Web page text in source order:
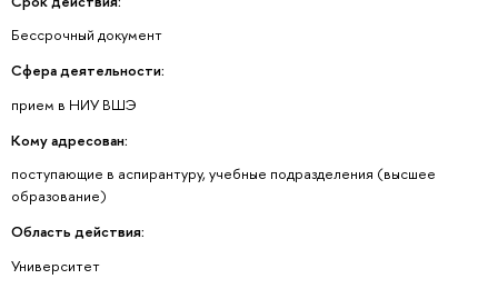
Бессрочный документ
Сфера деятельности:
прием в НИУ ВШЭ
Кому адресован:
поступающие в аспирантуру, учебные подразделения (высшее
образование)
Область действия:
Университет